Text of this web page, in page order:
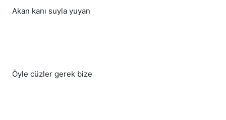
Akan kanı suyla yuyan
Öyle cüzler gerek bize